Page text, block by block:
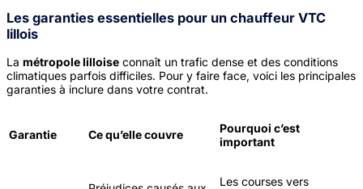
Les garanties essentielles pour un chauffeur VTC
lillois
La métropole lilloise connaît un trafic dense et des conditions
climatiques parfois difficiles. Pour y faire face, voici les principales
garanties à inclure dans votre contrat.
Garantie Ce qu’elle couvre
Pourquoi c’est
important
Les courses vers